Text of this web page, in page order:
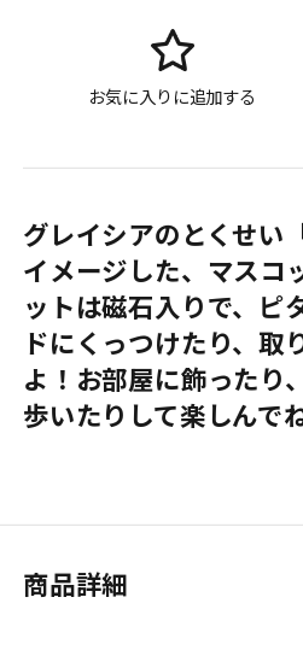
お気に入りに追加する
グレイシアのとくせい
イメージした、マスコ
ットは磁石入りで、ピ
ドにくっつけたり、取
よ！お部屋に飾ったり
歩いたりして楽しんで
商品詳細